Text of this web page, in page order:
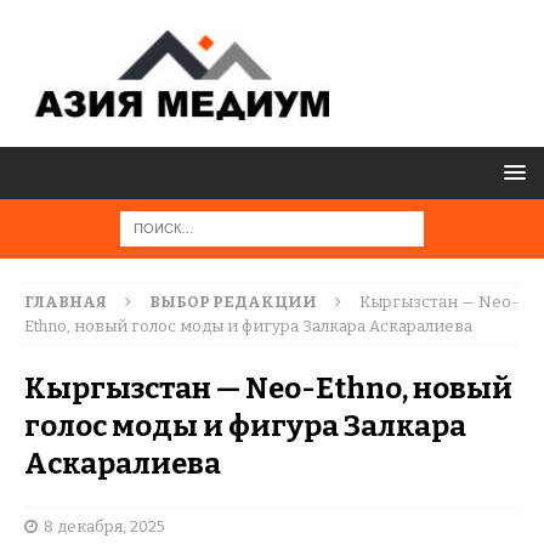
ГЛАВНАЯ ВЫБОР РЕДАКЦИИ
Кыргызстан — Neo-
Ethno, новый голос моды и фигура Залкара Аскаралиева
Кыргызстан — Neo-Ethno, новый
голос моды и фигура Залкара
Аскаралиева
8 декабря, 2025